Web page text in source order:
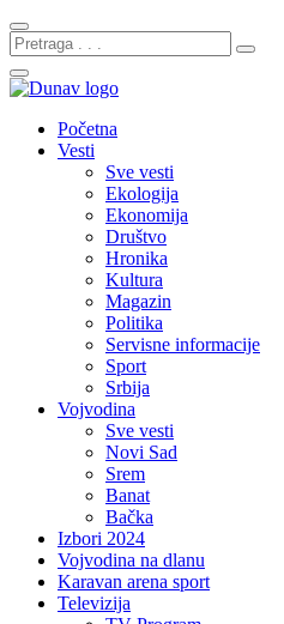
Početna
Vesti
Sve vesti
Ekologija
Ekonomija
Društvo
Hronika
Kultura
Magazin
Politika
Servisne informacije
Sport
Srbija
Vojvodina
Sve vesti
Novi Sad
Srem
Banat
Bačka
Izbori 2024
Vojvodina na dlanu
Karavan arena sport
Televizija